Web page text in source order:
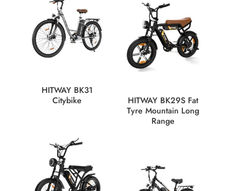
HITWAY BK31
Citybike
HITWAY BK29S Fat
Tyre Mountain Long
Range